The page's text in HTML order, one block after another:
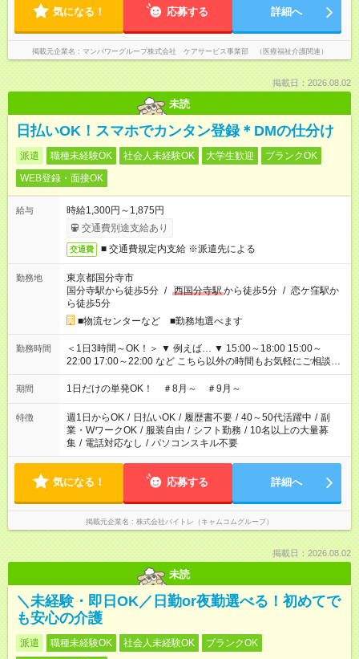
気になる！ 応募する 詳細へ
掲載元企業名 マンパワーグループ株式会社 ケアサービス事業部 （医療福祉介護関連）
掲載日：2026.08.02
未読
日払いOK！スマホでカンタン登録＊DMの仕分け
派遣 職種未経験OK 社会人未経験OK 大学生歓迎
ブランクOK
WEB登録・面接OK
給与
時給1,300円～1,875円
交通費別途支給あり
交通費 ■ 交通費規定内支給 ※派遣先による
勤務地
東京都国分寺市
国分寺駅から徒歩5分 / 西国分寺駅から徒歩5分 / 恋ケ窪駅か
ら徒歩5分
■物流センターなど ■勤務地選べます
勤務時間
＜1日3時間～OK！＞ ▼ 例えば… ▼ 15:00～18:00 15:00～
22:00 17:00～22:00 など こちら以外の時間もお気軽にご相談く
ださい！
期間 1日だけの単発OK！ ＃8月～ ＃9月～
特徴 週1日からOK / 日払いOK / 履歴書不要 / 40～50代活躍中 / 副
業・WワークOK / 服装自由 / シフト勤務 / 10名以上の大量募
集 / 電話対応なし / パソコンスキル不要
気になる！ 応募する 詳細へ
掲載元企業名 株式会社バイトレ（キャムコムグループ）
掲載日：2026.08.02
未読
＼未経験・即日OK／日勤or夜勤選べる！初めてで
も安心の介護
派遣 職種未経験OK 社会人未経験OK
ブランクOK